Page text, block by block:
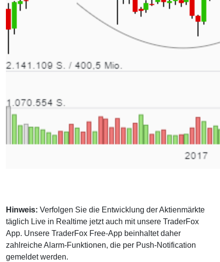
Hinweis: Verfolgen Sie die Entwicklung der Aktienmärkte
täglich Live in Realtime jetzt auch mit unsere TraderFox
App. Unsere TraderFox Free-App beinhaltet daher
zahlreiche Alarm-Funktionen, die per Push-Notification
gemeldet werden.